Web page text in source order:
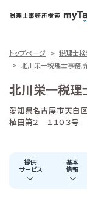
トップページ 税理士検
北川栄一税理士事務所
北川栄一税理
愛知県名古屋市天白
植田第２ １１０３号
提供
サービス
基本
情報